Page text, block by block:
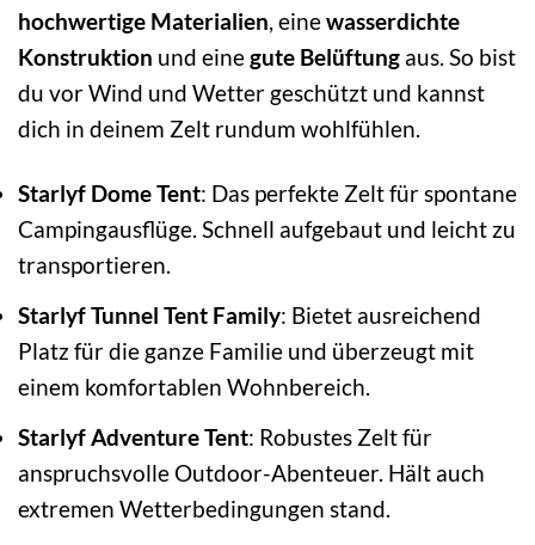
hochwertige Materialien , einewasserdichte
Konstruktion und einegute Belüftung aus. So bist
du vor Wind und Wetter geschützt und kannst
dich in deinem Zelt rundum wohlfühlen.
Starlyf Dome Tent: Das perfekte Zelt für spontane
Campingausflüge. Schnell aufgebaut und leicht zu
transportieren.
Starlyf Tunnel Tent Family: Bietet ausreichend
Platz für die ganze Familie und überzeugt mit
einem komfortablen Wohnbereich.
Starlyf Adventure Tent: Robustes Zelt für
anspruchsvolle Outdoor-Abenteuer. Hält auch
extremen Wetterbedingungen stand.